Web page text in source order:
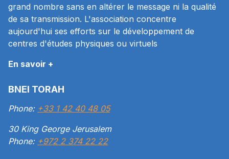
grand nombre sans en altérer le message ni la qualité
de sa transmission. L'association concentre
aujourd'hui ses efforts sur le développement de
centres d'études physiques ou virtuels
En savoir +
BNEI TORAH
Phone: +33 1 42 40 48 05
30 King George Jerusalem
Phone: +972 2 374 22 22